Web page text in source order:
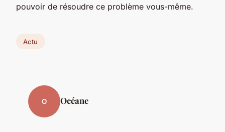
pouvoir de résoudre ce problème vous-même.
Actu
O Océane